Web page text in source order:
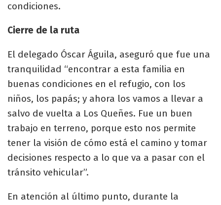
condiciones.
Cierre de la ruta
El delegado Óscar Águila, aseguró que fue una
tranquilidad “encontrar a esta familia en
buenas condiciones en el refugio, con los
niños, los papás; y ahora los vamos a llevar a
salvo de vuelta a Los Queñes. Fue un buen
trabajo en terreno, porque esto nos permite
tener la visión de cómo está el camino y tomar
decisiones respecto a lo que va a pasar con el
tránsito vehicular”.
En atención al último punto, durante la